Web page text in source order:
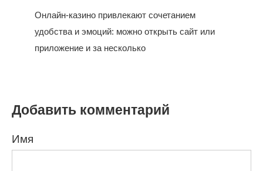
Онлайн-казино привлекают сочетанием
удобства и эмоций: можно открыть сайт или
приложение и за несколько
Добавить комментарий
Имя